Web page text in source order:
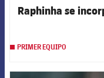
Raphinha se
PRIMER EQUIPO